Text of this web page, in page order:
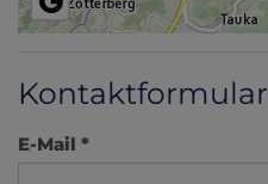
Kontaktformular
E-Mail